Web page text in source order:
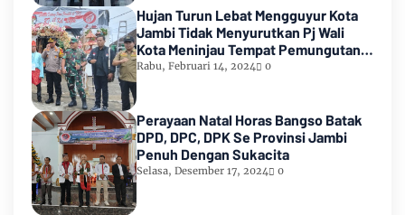
Hujan Turun Lebat Mengguyur Kota
Jambi Tidak Menyurutkan Pj Wali
Kota Meninjau Tempat Pemungutan
Suara Pemilu 2024
Rabu, Februari 14, 2024 0
Perayaan Natal Horas Bangso Batak
DPD, DPC, DPK Se Provinsi Jambi
Penuh Dengan Sukacita
Selasa, Desember 17, 2024 0